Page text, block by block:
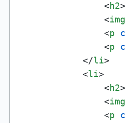
<h2>
<img
<p
<p
</li>
<li>
<h2>
<img
<p